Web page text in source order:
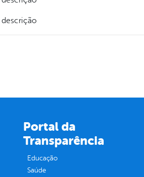
Portal da
Transparência
Educação
Saúde